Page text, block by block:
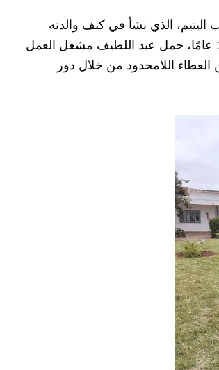
الذي نشأ في كنف والدته
المناضلة وتربى على قيم الصدق والتفاني. على مدى أكثر من 14 عامًا، حمل عبد اللطيف مشعل العمل
اللامحدود من خلال دور